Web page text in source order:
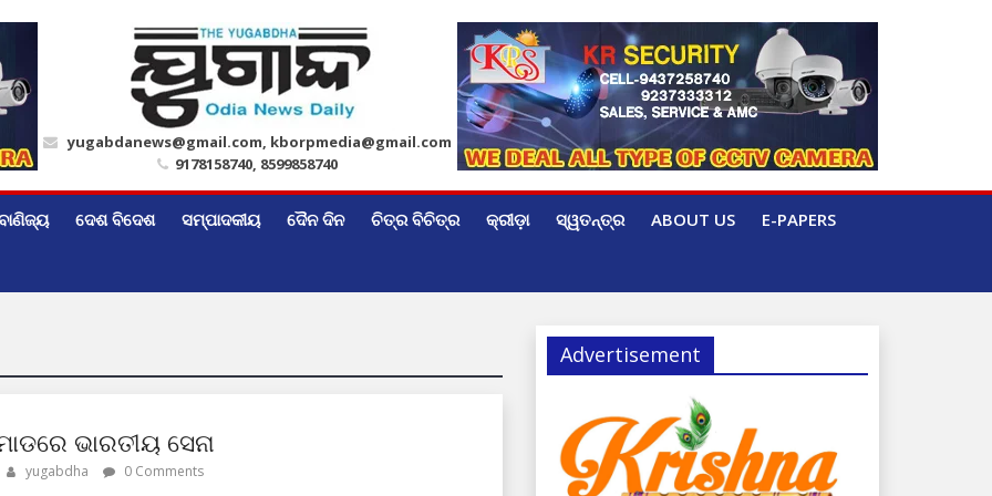
yugabdanews@gmail.com, kborpmedia@gmail.com
9178158740, 8599858740
ଦେଶ ବିଦେଶ ସମ୍ପାଦକୀୟ ଦୈନ ଦିନ ଚିତ୍ର ବିଚିତ୍ର କ୍ରୀଡ଼ା ସ୍ୱତନ୍ତ୍ର ABOUT US E-PAPERS
ଭାରତୀୟ ସେନା
yugabdha 0 Comments
Advertisement